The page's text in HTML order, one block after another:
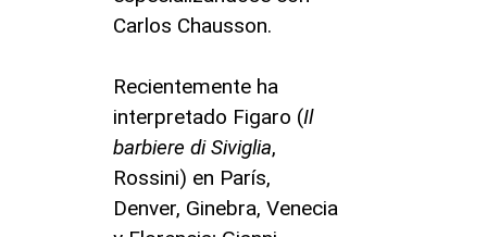
Carlos Chausson.
Recientemente ha
interpretado Figaro (Il
barbiere di Siviglia,
Rossini) en París,
Denver, Ginebra, Venecia